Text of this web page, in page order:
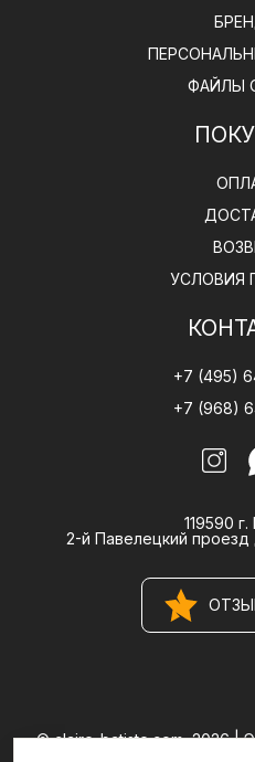
ФАЙЛЫ
УСЛОВИЯ
+7 (495)
+7 (968)
119590
2-й Павелецкий проезд
© claire-batiste.com, 2026 |